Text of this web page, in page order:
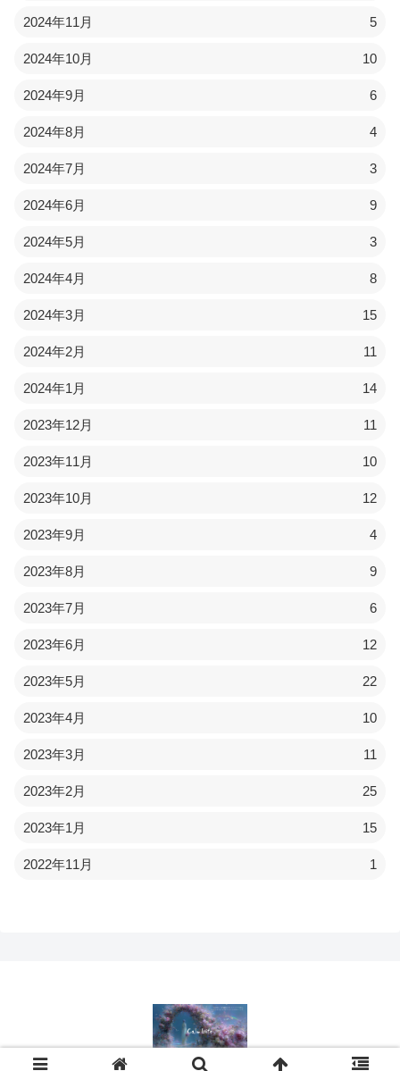
2024年11月 5
2024年10月 10
2024年9月 6
2024年8月 4
2024年7月 3
2024年6月 9
2024年5月 3
2024年4月 8
2024年3月 15
2024年2月 11
2024年1月 14
2023年12月 11
2023年11月 10
2023年10月 12
2023年9月 4
2023年8月 9
2023年7月 6
2023年6月 12
2023年5月 22
2023年4月 10
2023年3月 11
2023年2月 25
2023年1月 15
2022年11月 1
© 2022 Calmlife.